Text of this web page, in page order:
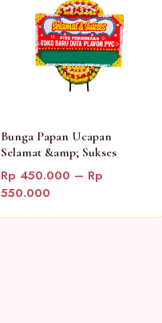
Bunga Papan Ucapan
Selamat &amp; Sukses
Rp 450.000 – Rp
550.000